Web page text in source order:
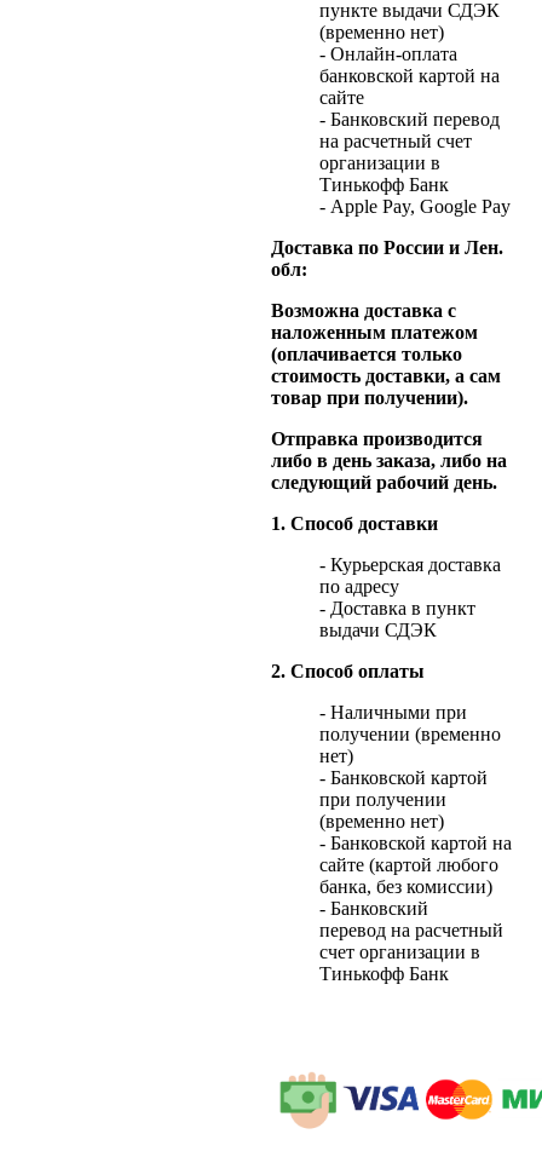
пункте выдачи СДЭК
(временно нет)
- Онлайн-оплата
банковской картой на
сайте
- Банковский перевод
на расчетный счет
организации в
Тинькофф Банк
- Apple Pay, Google Pay
Доставка по России и Лен.
обл:
Возможна доставка с
наложенным платежом
(оплачивается только
стоимость доставки, а сам
товар при получении).
Отправка производится
либо в день заказа, либо на
следующий рабочий день.
1. Способ доставки
- Курьерская доставка
по адресу
- Доставка в пункт
выдачи СДЭК
2. Способ оплаты
- Наличными при
получении (временно
нет)
- Банковской картой
при получении
(временно нет)
- Банковской картой на
сайте (картой любого
банка, без комиссии)
- Банковский
перевод на расчетный
счет организации в
Тинькофф Банк